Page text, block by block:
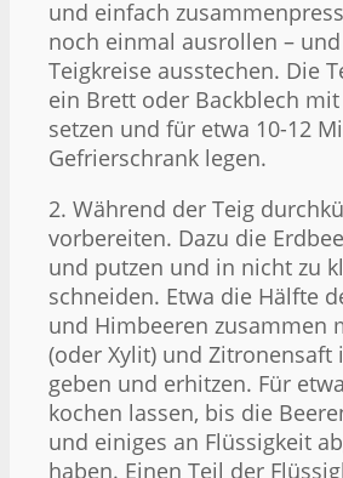
und einfach
noch einmal ausrollen –
Teigkreise ausstechen. Die
ein Brett oder Backblech
setzen und für etwa 10-12
Gefrierschrank legen.
2. Während der Teig
vorbereiten. Dazu die
und putzen und in nicht zu
schneiden. Etwa die Hälfte
und Himbeeren zusammen
(oder Xylit) und Zitronensaft
geben und erhitzen. Für
kochen lassen, bis die
und einiges an Flüssigkeit
haben. Einen Teil der